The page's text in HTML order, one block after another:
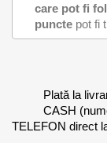
care pot fi
punctepot fi
Plată la
CASH
TELEFON direct